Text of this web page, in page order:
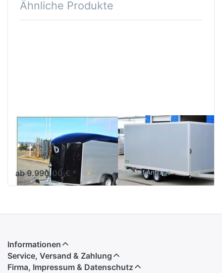
Ähnliche Produkte
Roadster C700
Großer Koffer in Alu-Poly
Hybrid-Bauweise,
Pullmann2 Fahrwerk
ab 9.990,00 € *
UNSINN
UKH 4220
Thermokoffer mit
Tandemfahrwerk, viele
Aufbauoptionen.
Preis auf Anfrage
Informationen
Service, Versand & Zahlung
Firma, Impressum & Datenschutz